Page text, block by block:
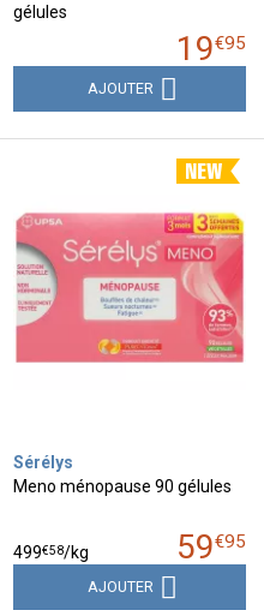
gélules
19€95
AJOUTER
Sérélys
Meno ménopause 90 gélules
59€95
499€58/kg
AJOUTER